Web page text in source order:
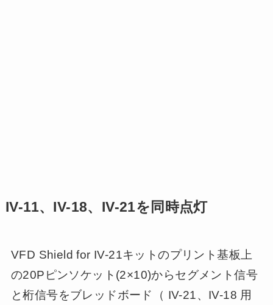
IV-11、IV-18、IV-21を同時点灯
VFD Shield for IV-21キットのプリント基板上
の20Pピンソケット(2×10)からセグメント信号
と桁信号をブレッドボード（ IV-21、IV-18 用